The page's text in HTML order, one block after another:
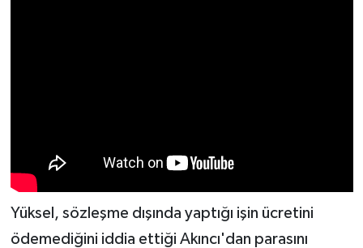
Yüksel, sözleşme dışında yaptığı işin ücretini
ödemediğini iddia ettiği Akıncı'dan parasını